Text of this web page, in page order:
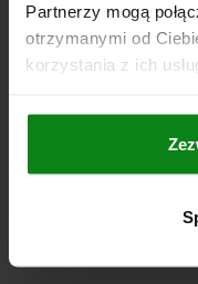
Partnerzy mogą
otrzymanymi od
korzystania z ich
ISO 2338